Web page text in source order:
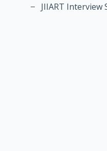
JIIART Interview